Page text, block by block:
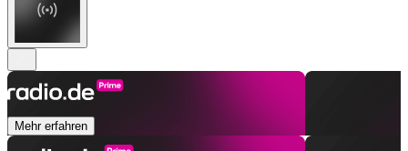
Mehr erfahren